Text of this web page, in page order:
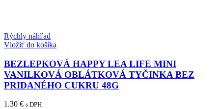
Rýchly náhľad
Vložiť do košíka
BEZLEPKOVÁ HAPPY LEA LIFE MINI
VANILKOVÁ OBLÁTKOVÁ TYČINKA BEZ
PRIDANÉHO CUKRU 48G
1.30 € s DPH